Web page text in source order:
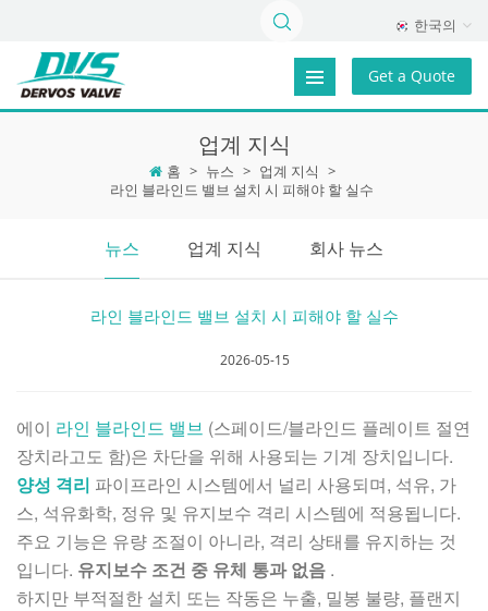
한국의
Get a Quote
업계 지식
홈 > 뉴스 > 업계 지식 >
라인 블라인드 밸브 설치 시 피해야 할 실수
뉴스 업계 지식 회사 뉴스
라인 블라인드 밸브 설치 시 피해야 할 실수
2026-05-15
에이 라인 블라인드 밸브 (스페이드/블라인드 플레이트 절연
장치라고도 함)은 차단을 위해 사용되는 기계 장치입니다.
양성 격리 파이프라인 시스템에서 널리 사용되며, 석유, 가
스, 석유화학, 정유 및 유지보수 격리 시스템에 적용됩니다.
주요 기능은 유량 조절이 아니라, 격리 상태를 유지하는 것
입니다. 유지보수 조건 중 유체 통과 없음 .
하지만 부적절한 설치 또는 작동은 누출, 밀봉 불량, 플랜지